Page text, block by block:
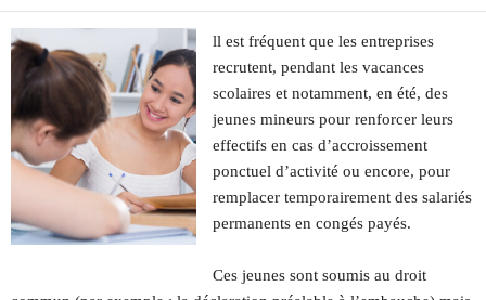
ll est fréquent que les entreprises
recrutent, pendant les vacances
scolaires et notamment, en été, des
jeunes mineurs pour renforcer leurs
effectifs en cas d’accroissement
ponctuel d’activité ou encore, pour
remplacer temporairement des salariés
permanents en congés payés.
Ces jeunes sont soumis au droit